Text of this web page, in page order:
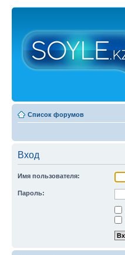
Список форумов
Вход
Имя пользователя:
Пароль: